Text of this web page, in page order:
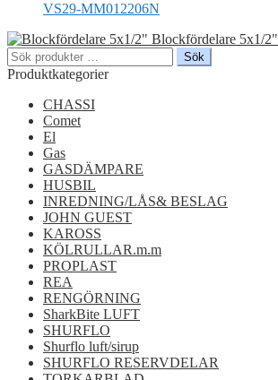
VS29-MM012206N
Blockfördelare 5x1/2"
Sök
efter:
Sök
Produktkategorier
CHASSI
Comet
El
Gas
GASDÄMPARE
HUSBIL
INREDNING/LÅS& BESLAG
JOHN GUEST
KAROSS
KÖLRULLAR.m.m
PROPLAST
REA
RENGÖRNING
SharkBite LUFT
SHURFLO
Shurflo luft/sirup
SHURFLO RESERVDELAR